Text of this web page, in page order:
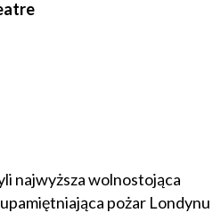
najwyższa wolnostojąca
pożar Londynu